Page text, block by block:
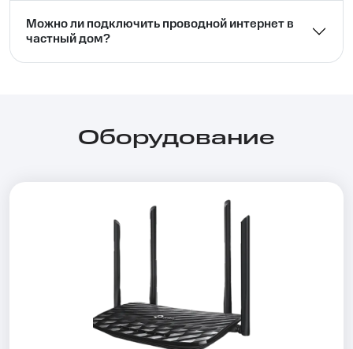
Можно ли подключить проводной интернет в
частный дом?⁣⁣
Оборудование